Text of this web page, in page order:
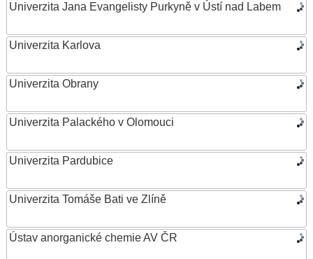
Univerzita Jana Evangelisty Purkyně v Ústí nad Labem
Univerzita Karlova
Univerzita Obrany
Univerzita Palackého v Olomouci
Univerzita Pardubice
Univerzita Tomáše Bati ve Zlíně
Ústav anorganické chemie AV ČR